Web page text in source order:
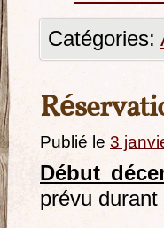
Catégories:
Publié le 3
Début
prévu durant